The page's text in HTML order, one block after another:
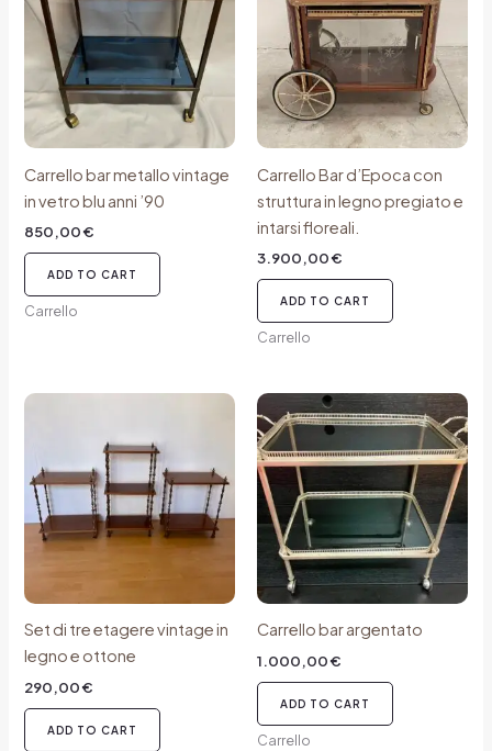
Carrello bar metallo vintage
in vetro blu anni ’90
850,00€
ADD TO CART
Carrello
Carrello Bar d’Epoca con
struttura in legno pregiato e
intarsi floreali.
3.900,00€
ADD TO CART
Carrello
Set di tre etagere vintage in
legno e ottone
290,00€
ADD TO CART
Carrello bar argentato
1.000,00€
ADD TO CART
Carrello